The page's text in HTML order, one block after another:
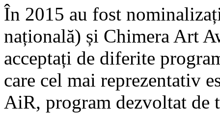
În 2015 au fost
națională) și Chimera Art
acceptați de diferite
care cel mai reprezentativ
AiR, program dezvoltat de